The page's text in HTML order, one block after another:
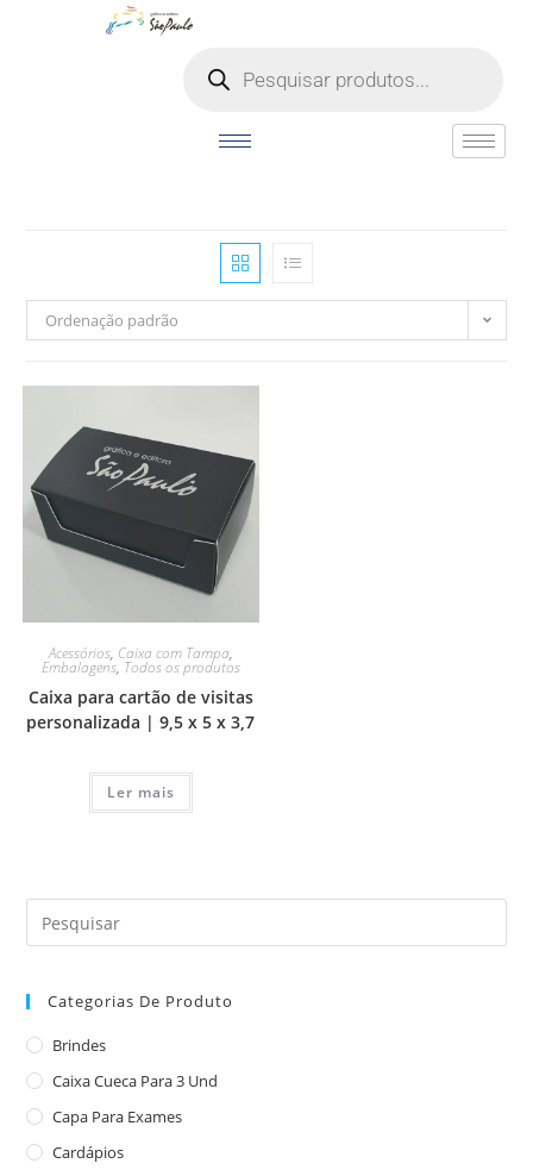
Ordenação padrão
Acessórios, Caixa com Tampa,
Embalagens, Todos os produtos
Caixa para cartão de visitas
personalizada | 9,5 x 5 x 3,7
Ler mais
Categorias De Produto
Brindes
Caixa Cueca Para 3 Und
Capa Para Exames
Cardápios